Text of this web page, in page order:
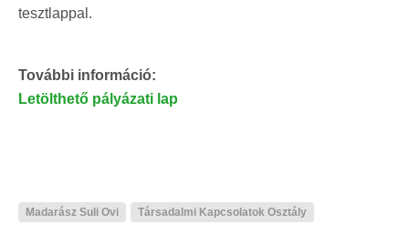
tesztlappal.
További információ:
Letölthető pályázati lap
Madarász Suli Ovi Társadalmi Kapcsolatok Osztály